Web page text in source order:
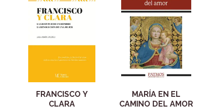
FRANCISCO Y
CLARA
MARÍA EN EL
CAMINO DEL AMOR